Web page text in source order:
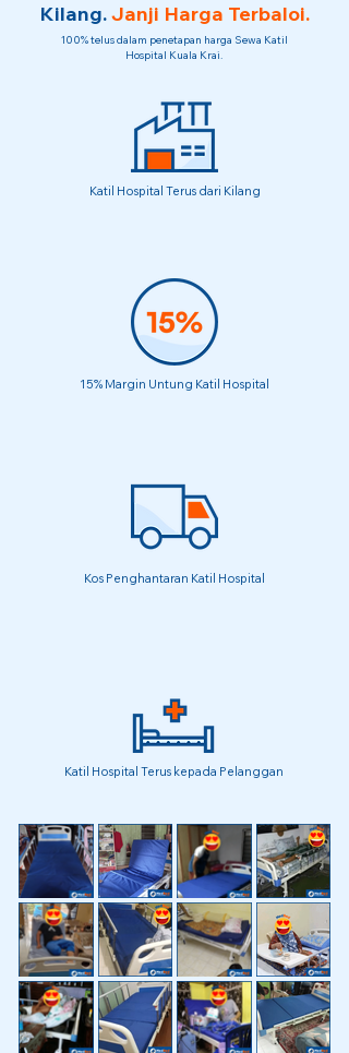
Kilang.Janji Harga Terbaloi.
100% telus dalam penetapan harga Sewa Katil
Hospital Kuala Krai.
Katil Hospital Terus dari Kilang
15% Margin Untung Katil Hospital
Kos Penghantaran Katil Hospital
Katil Hospital Terus kepada Pelanggan